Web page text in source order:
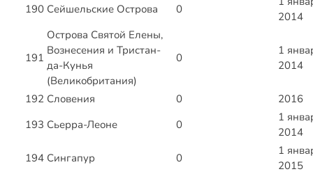
190 Сейшельские Острова 0
2014
191
Острова Святой Елены,
Вознесения и Тристан-
да-Кунья
(Великобритания)
0
1
2014
192 Словения 0
2016
193 Сьерра-Леоне 0
1
2014
194 Сингапур 0
1
2015